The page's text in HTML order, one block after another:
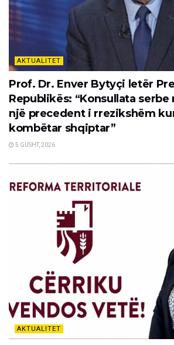
AKTUALITET
Prof. Dr. Enver Bytyçi letër
Republikës: “Konsullata serbe
një precedent i rrezikshëm
kombëtar shqiptar”
5 GUSHT, 2026
AKTUALITET